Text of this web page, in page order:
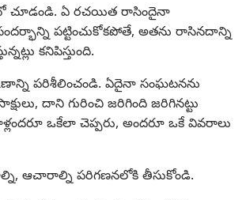
చూడండి. ఏ రచయిత రాసిందైనా
పట్టించుకోకపోతే, అతను రాసినదాన్ని
కనిపిస్తుంది.
పరిశీలించండి. ఏదైనా సంఘటనను
దాని గురించి జరిగింది జరిగినట్టు
ఒకేలా చెప్పరు, అందరూ ఒకే వివరాలు
ఆచారాల్ని పరిగణనలోకి తీసుకోండి.